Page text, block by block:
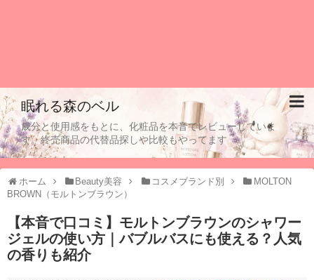
眠れる森のベル
成分と使用感をもとに、化粧品を本音でレビューしていま
す。終売商品の代替品探しや比較もやってます
ホーム Beauty美容 コスメブランド別
MOLTON
BROWN（モルトンブラウン）
【本音で口コミ】モルトンブラウンのシャワー
ジェルの使い方｜バブルバスにも使える？人気
の香りも紹介